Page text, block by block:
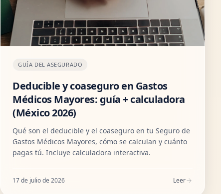
GUÍA DEL ASEGURADO
Deducible y coaseguro en Gastos
Médicos Mayores: guía + calculadora
(México 2026)
Qué son el deducible y el coaseguro en tu Seguro de
Gastos Médicos Mayores, cómo se calculan y cuánto
pagas tú. Incluye calculadora interactiva.
17 de julio de 2026 Leer